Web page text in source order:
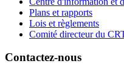
Plans et rapports
Lois et règlements
Comité directeur du
Contactez-nous